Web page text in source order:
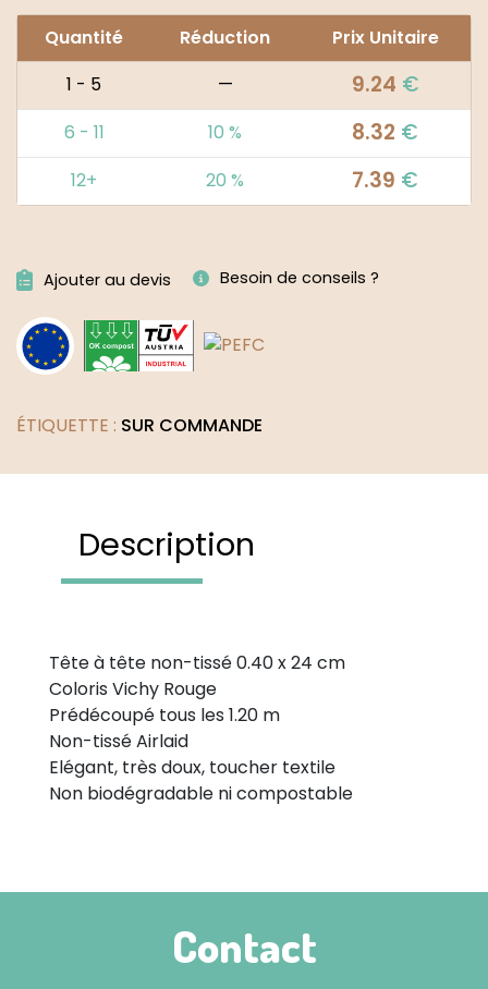
Quantité Réduction
Prix Unitaire
1 - 5
— 9.24 €
6 - 11 10 % 8.32 €
12+ 20 % 7.39 €
Ajouter au devis Besoin de conseils ?
ÉTIQUETTE : SUR COMMANDE
Description
Tête à tête non-tissé 0.40 x 24 cm
Coloris Vichy Rouge
Prédécoupé tous les 1.20 m
Non-tissé Airlaid
Elégant, très doux, toucher textile
Non biodégradable ni compostable
Contact